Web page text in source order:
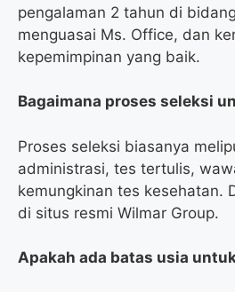
pengalaman 2 tahun di
menguasai Ms. Office, dan
kepemimpinan yang baik.
Bagaimana proses seleksi
Proses seleksi biasanya
administrasi, tes tertulis,
kemungkinan tes kesehatan.
di situs resmi Wilmar Group.
Apakah ada batas usia